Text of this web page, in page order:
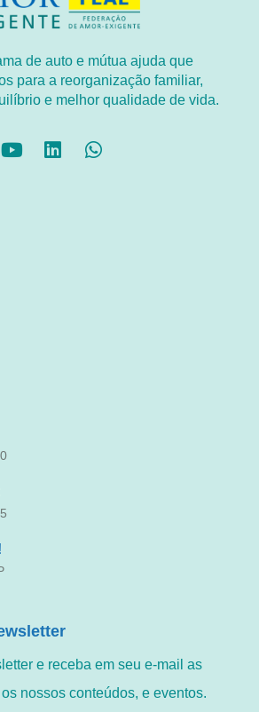
de auto e mútua ajuda que
para a reorganização familiar,
e melhor qualidade de vida.
e receba em seu e-mail as
nossos conteúdos, e eventos.